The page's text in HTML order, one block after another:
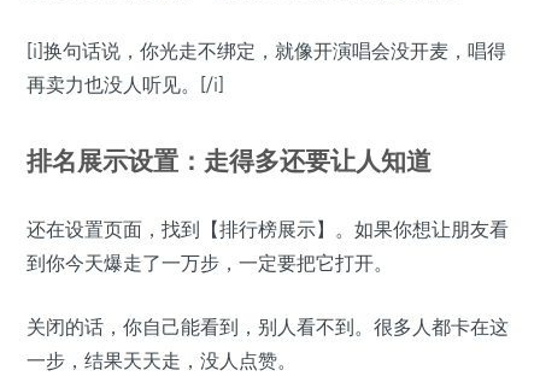
[i]换句话说，你光走不绑定，就像开演唱会没开麦，唱得
再卖力也没人听见。[/i]
排名展示设置：走得多还要让人知道
还在设置页面，找到【排行榜展示】。如果你想让朋友看
到你今天爆走了一万步，一定要把它打开。
关闭的话，你自己能看到，别人看不到。很多人都卡在这
一步，结果天天走，没人点赞。